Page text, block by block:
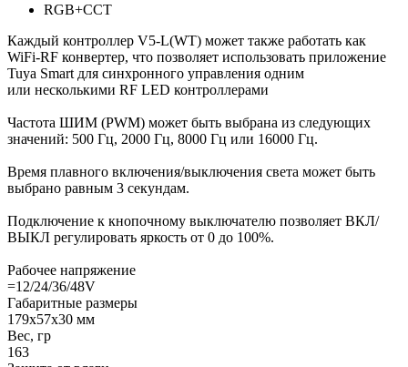
RGB+CCT
Каждый контроллер V5-L(WT) может также работать как
WiFi-RF конвертер, что позволяет использовать приложение
Tuya Smart для синхронного управления одним
или несколькими RF LED контроллерами
Частота ШИМ (PWM) может быть выбрана из следующих
значений: 500 Гц, 2000 Гц, 8000 Гц или 16000 Гц.
Время плавного включения/выключения света может быть
выбрано равным 3 секундам.
Подключение к кнопочному выключателю позволяет ВКЛ/
ВЫКЛ регулировать яркость от 0 до 100%.
Рабочее напряжение
=12/24/36/48V
Габаритные размеры
179х57х30 мм
Вес, гр
163